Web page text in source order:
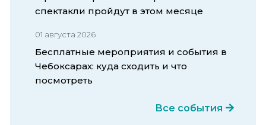
спектакли пройдут в этом месяце
01 августа 2026
Бесплатные мероприятия и события в
Чебоксарах: куда сходить и что
посмотреть
Все события